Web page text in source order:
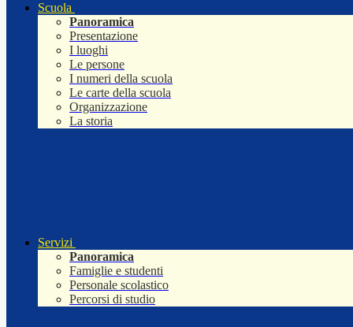
Scuola
Panoramica
Presentazione
I luoghi
Le persone
I numeri della scuola
Le carte della scuola
Organizzazione
La storia
Servizi
Panoramica
Famiglie e studenti
Personale scolastico
Percorsi di studio